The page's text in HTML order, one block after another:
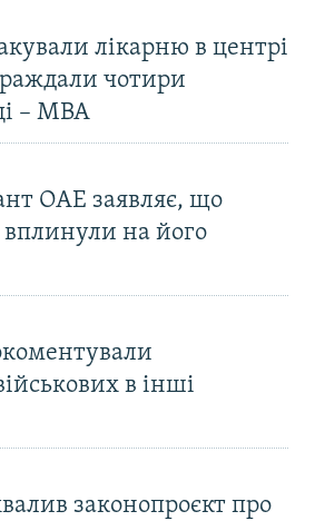
лікарню в центрі
чотири
– МВА
ОАЕ заявляє, що
вплинули на його
в інші
законопроєкт про